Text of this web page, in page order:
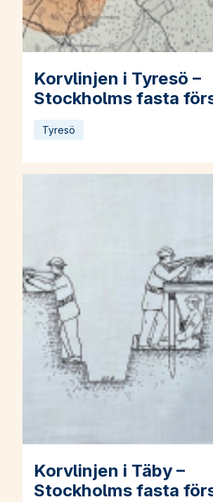
Korvlinjen i Tyresö –
Stockholms fasta
Läs mer om Korvlinjen i Tyresö –
Tyresö
Korvlinjen i Täby –
Stockholms fasta
Läs mer om Korvlinjen i Täby –